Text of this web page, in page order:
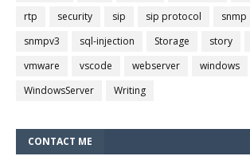
rtp
security sip sip protocol snmp
snmpv3
sql-injection Storage story
vmware
vscode webserver
windows
WindowsServer
Writing
CONTACT ME